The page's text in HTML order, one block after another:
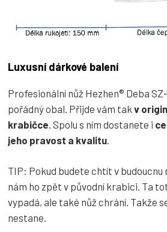
Luxusní dárkové balení
Profesionální nůž Hezhen® Deba
pořádný obal. Přijde vám tak v
krabičce . Spolu s ním dostanete i
jeho pravost a kvalitu
TIP: Pokud budete chtít v budoucnu
nám ho zpět v původní krabici. Ta
vypadá, ale také nůž chrání. Takže
nestane.